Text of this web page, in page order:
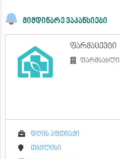
მიმდინარე ვაკანსიები
ფარმაცევტი
ფარმსახლი
დღის აფთიაქი
თბილისი